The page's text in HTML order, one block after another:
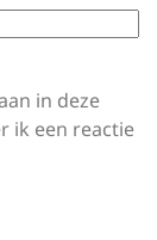
in deze
ik een reactie